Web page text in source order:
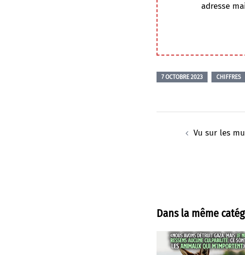
adresse
7 OCTOBRE 2023 CHIFFRES
d’articleVu sur les
Dans la même